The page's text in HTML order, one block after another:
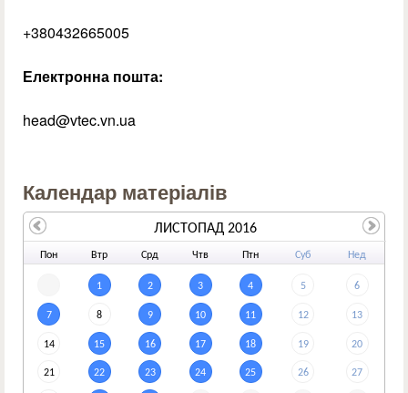
+380432665005
Електронна пошта:
head@vtec.vn.ua
Календар матеріалів
Пон Втр Срд Чтв Птн Суб Нед
1 2 3 4 5 6
7 8 9 10 11 12 13
14 15 16 17 18 19 20
21 22 23 24 25 26 27
ЛИСТОПАД 2016